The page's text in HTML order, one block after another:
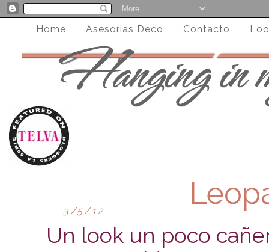
Home Asesorias Deco Contacto
3/5/12
Un look un poco